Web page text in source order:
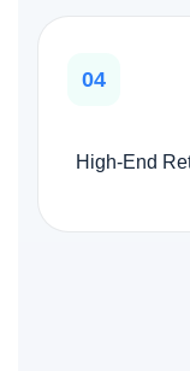
04
High-End